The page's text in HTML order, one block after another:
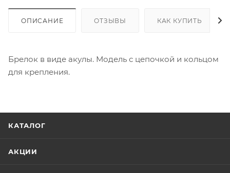
ОПИСАНИЕ ОТЗЫВЫ КАК КУПИТЬ
Брелок в виде акулы. Модель с цепочкой и кольцом
для крепления.
КАТАЛОГ
АКЦИИ